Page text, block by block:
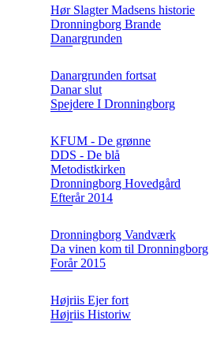
Hør Slagter Madsens historie
Dronningborg Brande
Danargrunden
Danargrunden fortsat
Danar slut
Spejdere I Dronningborg
KFUM - De grønne
DDS - De blå
Metodistkirken
Dronningborg Hovedgård
Efterår 2014
Dronningborg Vandværk
Da vinen kom til Dronningborg
Forår 2015
Højriis Ejer fort
Højriis Historiw